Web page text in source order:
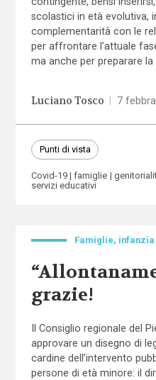
scolastici in età evolutiva,
complementarità con le
per affrontare l’attuale
ma anche per preparare
Luciano Tosco 7
Punti di vista
Covid-19 famiglie
servizi educativi
Famiglie,
grazie!
Il Consiglio regionale del
approvare un disegno di
cardine dell’intervento
persone di età minore: il